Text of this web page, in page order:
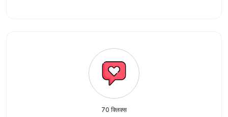
70 क्लिक्स